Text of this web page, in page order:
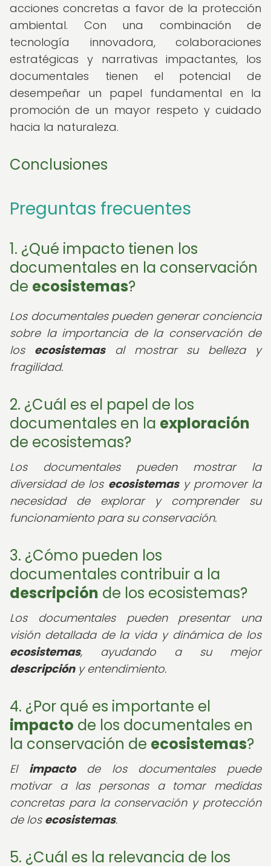
acciones concretas a favor de la protección
ambiental. Con una combinación de
tecnología innovadora, colaboraciones
estratégicas y narrativas impactantes, los
documentales tienen el potencial de
desempeñar un papel fundamental en la
promoción de un mayor respeto y cuidado
hacia la naturaleza.
Conclusiones
Preguntas frecuentes
1. ¿Qué impacto tienen los
documentales en la conservación
de ecosistemas?
Los documentales pueden generar conciencia
sobre la importancia de la conservación de
los ecosistemasal mostrar su belleza y
fragilidad.
2. ¿Cuál es el papel de los
documentales en la exploración
de ecosistemas?
Los documentales pueden mostrar la
diversidad de los ecosistemasy promover la
necesidad de explorar y comprender su
funcionamiento para su conservación.
3. ¿Cómo pueden los
documentales contribuir a la
descripción de los ecosistemas?
Los documentales pueden presentar una
visión detallada de la vida y dinámica de los
ecosistemas, ayudando a su mejor
descripcióny entendimiento.
4. ¿Por qué es importante el
impacto de los documentales en
la conservación de ecosistemas?
El impactode los documentales puede
motivar a las personas a tomar medidas
concretas para la conservación y protección
de los ecosistemas.
5. ¿Cuál es la relevancia de los